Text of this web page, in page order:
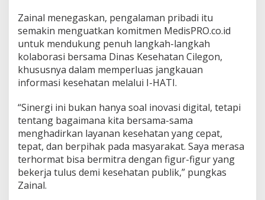
Zainal menegaskan, pengalaman pribadi itu
semakin menguatkan komitmen MedisPRO.co.id
untuk mendukung penuh langkah-langkah
kolaborasi bersama Dinas Kesehatan Cilegon,
khususnya dalam memperluas jangkauan
informasi kesehatan melalui I-HATI.
“Sinergi ini bukan hanya soal inovasi digital, tetapi
tentang bagaimana kita bersama-sama
menghadirkan layanan kesehatan yang cepat,
tepat, dan berpihak pada masyarakat. Saya merasa
terhormat bisa bermitra dengan figur-figur yang
bekerja tulus demi kesehatan publik,” pungkas
Zainal.